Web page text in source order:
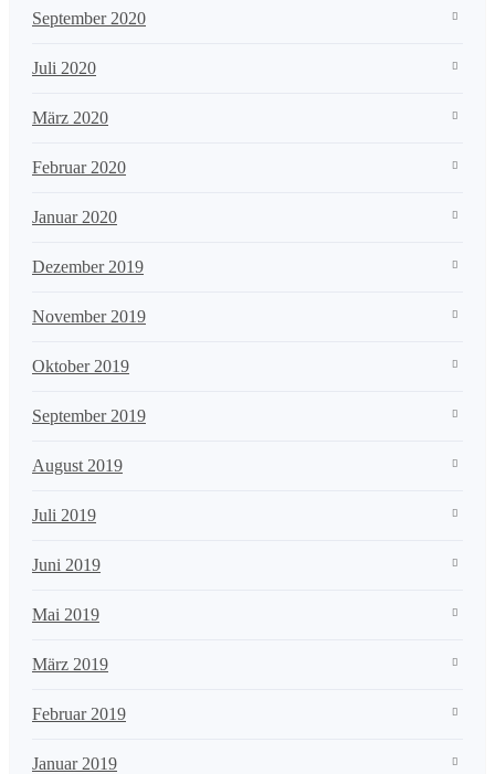
September 2020
Juli 2020
März 2020
Februar 2020
Januar 2020
Dezember 2019
November 2019
Oktober 2019
September 2019
August 2019
Juli 2019
Juni 2019
Mai 2019
März 2019
Februar 2019
Januar 2019